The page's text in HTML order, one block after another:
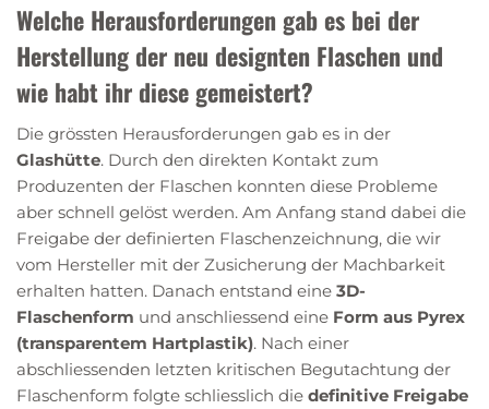
Welche Herausforderungen gab es bei der
Herstellung der neu designten Flaschen und
wie habt ihr diese gemeistert?
Die grössten Herausforderungen gab es in der
Glashütte. Durch den direkten Kontakt zum
Produzenten der Flaschen konnten diese Probleme
aber schnell gelöst werden. Am Anfang stand dabei die
Freigabe der definierten Flaschenzeichnung, die wir
vom Hersteller mit der Zusicherung der Machbarkeit
erhalten hatten. Danach entstand eine 3D-
Flaschenform und anschliessend eine Form aus Pyrex
(transparentem Hartplastik). Nach einer
abschliessenden letzten kritischen Begutachtung der
Flaschenform folgte schliesslich die definitive Freigabe